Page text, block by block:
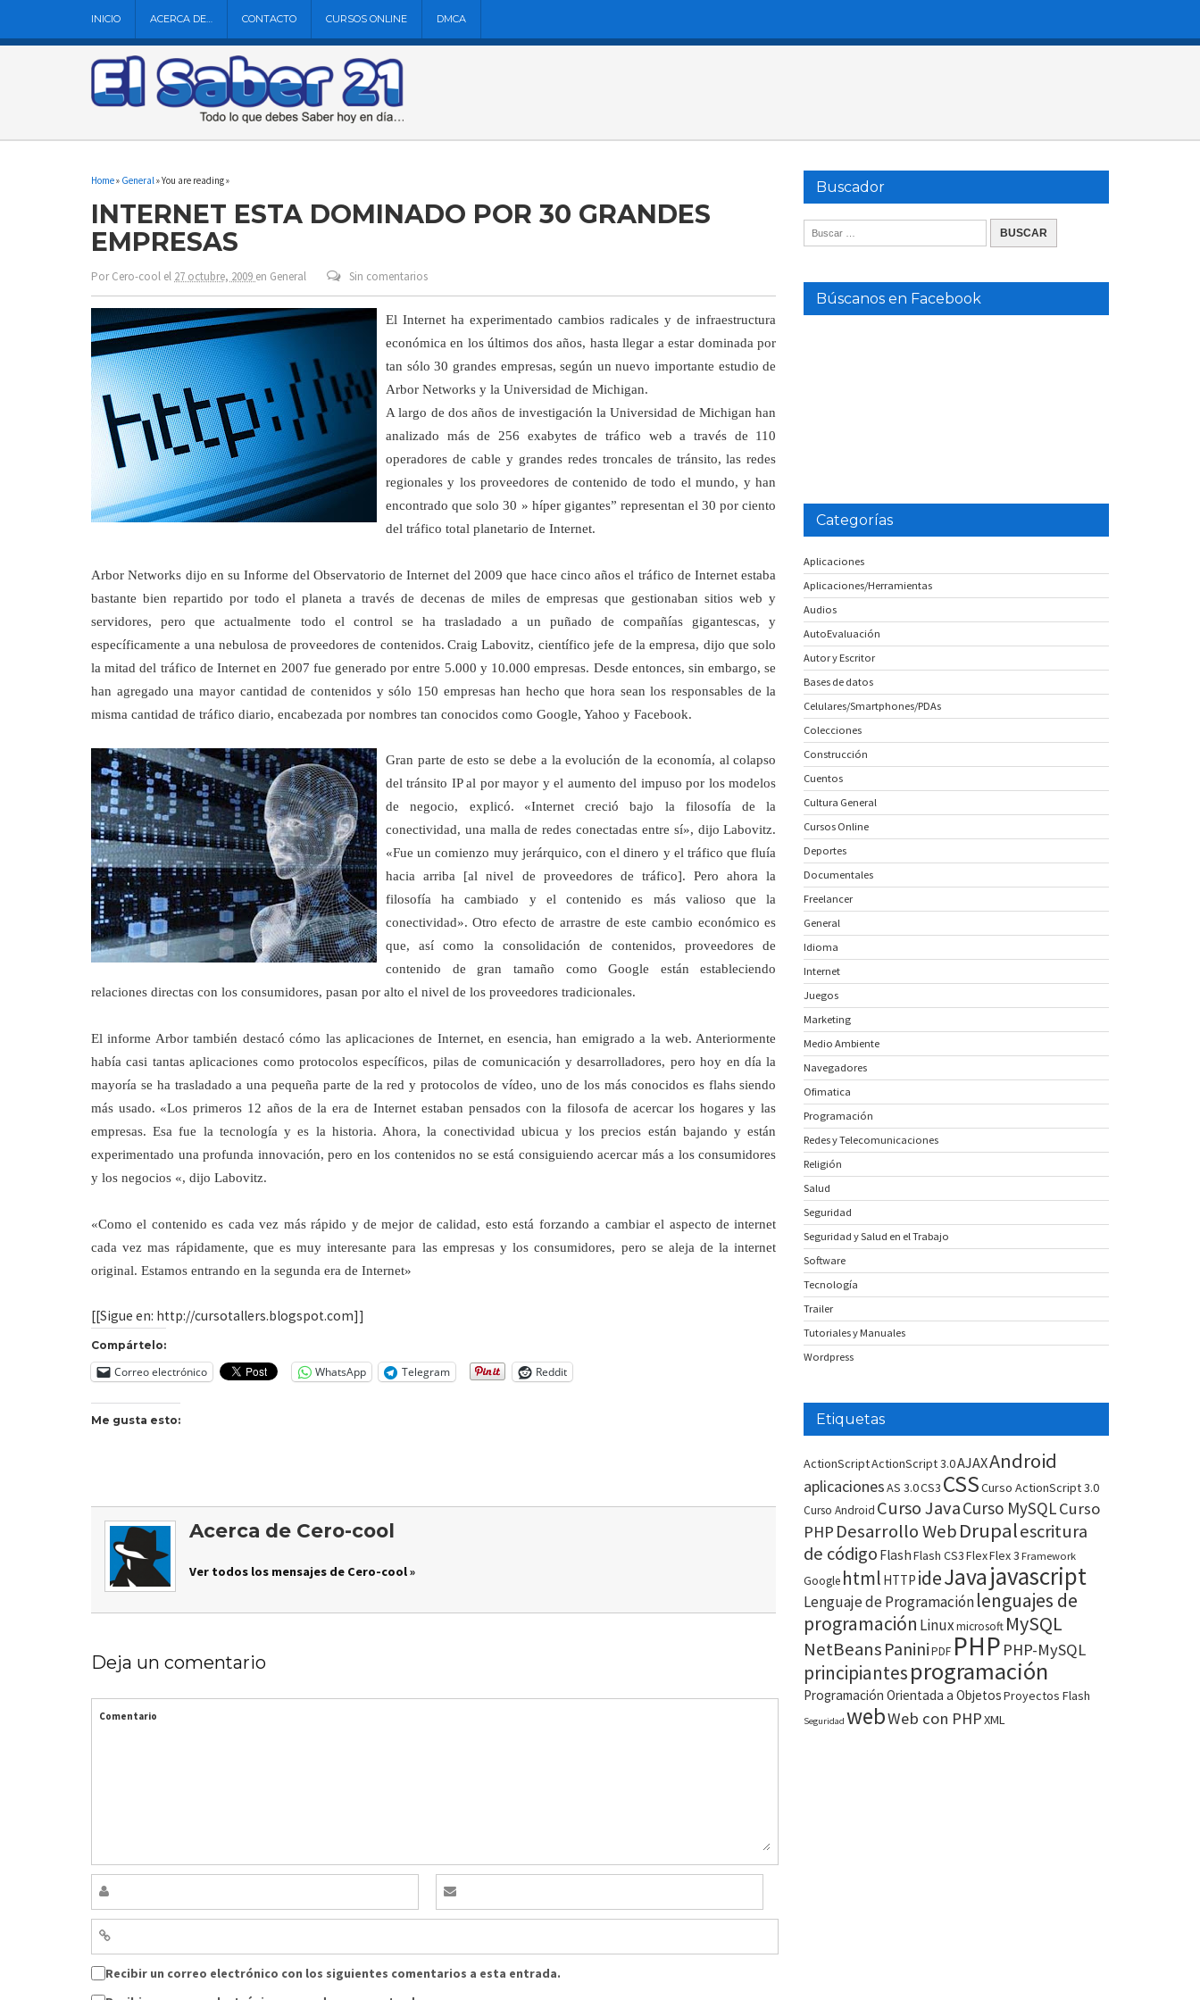
INICIO ACERCA DE… CONTACTO CURSOS ONLINE DMCA
Home» General» You are reading »
INTERNET ESTA DOMINADO POR 30 GRANDES
EMPRESAS
PorCero-cool el 27 octubre, 2009 en General Sin comentarios
El Internet ha experimentado cambios radicales y de infraestructura
económica en los últimos dos años, hasta llegar a estar dominada por
tan sólo 30 grandes empresas, según un nuevo importante estudio de
Arbor Networks y la Universidad de Michigan.
A largo de dos años de investigación la Universidad de Michigan han
analizado más de 256 exabytes de tráfico web a través de 110
operadores de cable y grandes redes troncales de tránsito, las redes
regionales y los proveedores de contenido de todo el mundo, y han
encontrado que solo 30 » híper gigantes” representan el 30 por ciento
del tráfico total planetario de Internet.
Arbor Networks dijo en su Informe del Observatorio de Internet del 2009 que hace cinco años el tráfico de Internet estaba
bastante bien repartido por todo el planeta a través de decenas de miles de empresas que gestionaban sitios web y
servidores, pero que actualmente todo el control se ha trasladado a un puñado de compañías gigantescas, y
específicamente a una nebulosa de proveedores de contenidos. Craig Labovitz, científico jefe de la empresa, dijo que solo
la mitad del tráfico de Internet en 2007 fue generado por entre 5.000 y 10.000 empresas. Desde entonces, sin embargo, se
han agregado una mayor cantidad de contenidos y sólo 150 empresas han hecho que hora sean los responsables de la
misma cantidad de tráfico diario, encabezada por nombres tan conocidos como Google, Yahoo y Facebook.
Gran parte de esto se debe a la evolución de la economía, al colapso
del tránsito IP al por mayor y el aumento del impuso por los modelos
de negocio, explicó.
«Internet creció bajo la filosofía de la
conectividad, una malla de redes conectadas entre sí», dijo Labovitz.
«Fue un comienzo muy jerárquico, con el dinero y el tráfico que fluía
hacia arriba [al nivel de proveedores de tráfico]. Pero ahora la
filosofía ha cambiado y el contenido es más valioso que la
conectividad». Otro efecto de arrastre de este cambio económico es
que, así como la consolidación de contenidos, proveedores de
contenido de gran tamaño como Google están estableciendo
relaciones directas con los consumidores, pasan por alto el nivel de los proveedores tradicionales.
El informe Arbor también destacó cómo las aplicaciones de Internet, en esencia, han emigrado a la web. Anteriormente
había casi tantas aplicaciones como protocolos específicos, pilas de comunicación y desarrolladores, pero hoy en día la
mayoría se ha trasladado a una pequeña parte de la red y protocolos de vídeo, uno de los más conocidos es flahs siendo
más usado. «Los primeros 12 años de la era de Internet estaban pensados con la filosofa de acercar los hogares y las
empresas. Esa fue la tecnología y es la historia. Ahora, la conectividad ubicua y los precios están bajando y están
experimentado una profunda innovación, pero en los contenidos no se está consiguiendo acercar más a los consumidores
y los negocios «, dijo Labovitz.
«Como el contenido es cada vez más rápido y de mejor de calidad, esto está forzando a cambiar el aspecto de internet
cada vez mas rápidamente, que es muy interesante para las empresas y los consumidores, pero se aleja de la internet
original. Estamos entrando en la segunda era de Internet»
[[Sigue en: http://cursotallers.blogspot.com]]
Compártelo:
Correo electrónico WhatsApp Telegram Reddit
Me gusta esto:
Acerca de Cero-cool
Ver todos los mensajes de Cero-cool »
Deja un comentario
Comentario
Recibir un correo electrónico con los siguientes comentarios a esta entrada.
Buscador
Búscanos en Facebook
Categorías
Aplicaciones
Aplicaciones/Herramientas
Audios
AutoEvaluación
Autor y Escritor
Bases de datos
Celulares/Smartphones/PDAs
Colecciones
Construcción
Cuentos
Cultura General
Cursos Online
Deportes
Documentales
Freelancer
General
Idioma
Internet
Juegos
Marketing
Medio Ambiente
Navegadores
Ofimatica
Programación
Redes y Telecomunicaciones
Religión
Salud
Seguridad
Seguridad y Salud en el Trabajo
Software
Tecnología
Trailer
Tutoriales y Manuales
Wordpress
Etiquetas
ActionScriptActionScript 3.0AJAXAndroid
aplicacionesAS 3.0CS3 CSSCurso ActionScript 3.0
Curso Android Curso JavaCurso MySQLCurso
PHP Desarrollo WebDrupalescritura
de código FlashFlash CS3FlexFlex 3 Framework
Google html HTTP ideJavajavascript
Lenguaje de Programaciónlenguajes de
programación Linuxmicrosoft MySQL
NetBeans PaniniPDF PHP PHP-MySQL
principiantesprogramación
Programación Orientada a ObjetosProyectos Flash
Seguridad webWeb con PHPXML